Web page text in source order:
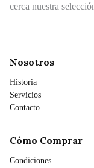
cerca nuestra
Nosotros
Historia
Servicios
Contacto
Cómo Comprar
Condiciones